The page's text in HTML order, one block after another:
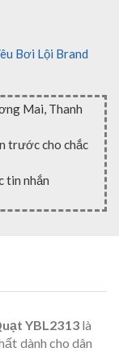
Bơi Lội Brand
Mai, Thanh
trước cho chắc
tin nhắn
YBL2313là
dành cho dân